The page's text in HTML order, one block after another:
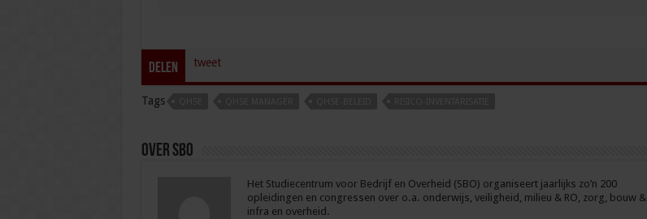
Delen tweet
Tags
Over sbo
Het Studiecentrum voor Bedrijf en Overheid (SBO) organiseert jaarlijks zo’n 200
opleidingen en congressen over o.a. onderwijs, veiligheid, milieu & RO, zorg, bouw &
infra en overheid.